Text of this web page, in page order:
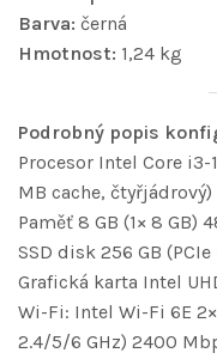
Barva: černá
Hmotnost: 1,24 kg
Podrobný popis
Procesor Intel Core i3-
MB cache, čtyřjádrový)
Paměť 8 GB (1× 8 GB)
SSD disk 256 GB
Grafická karta Intel
Wi-Fi: Intel Wi-Fi 6E
2.4/5/6 GHz) 2400